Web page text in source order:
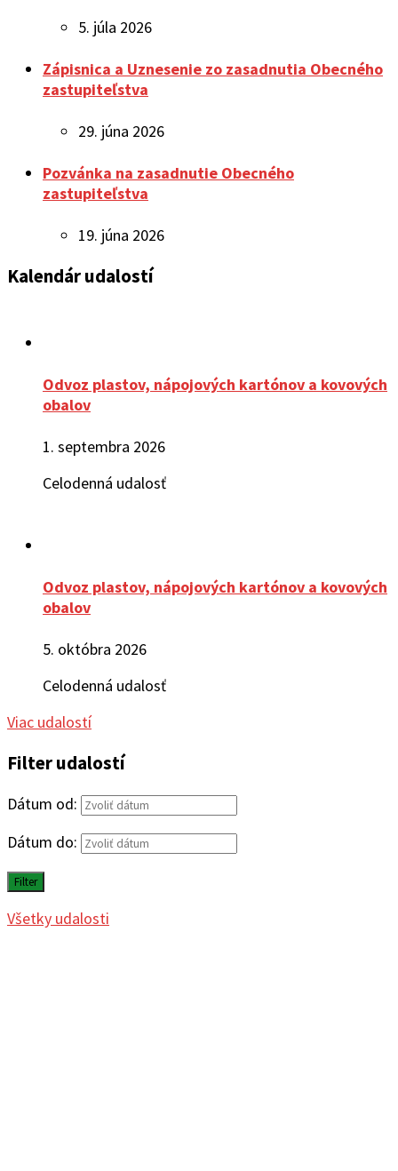
5. júla 2026
Zápisnica a Uznesenie zo zasadnutia Obecného
zastupiteľstva
29. júna 2026
Pozvánka na zasadnutie Obecného
zastupiteľstva
19. júna 2026
Kalendár udalostí
Odvoz plastov, nápojových kartónov a kovových
obalov
1. septembra 2026
Celodenná udalosť
Odvoz plastov, nápojových kartónov a kovových
obalov
5. októbra 2026
Celodenná udalosť
Viac udalostí
Filter udalostí
Dátum od:
Dátum do:
Filter
Všetky udalosti